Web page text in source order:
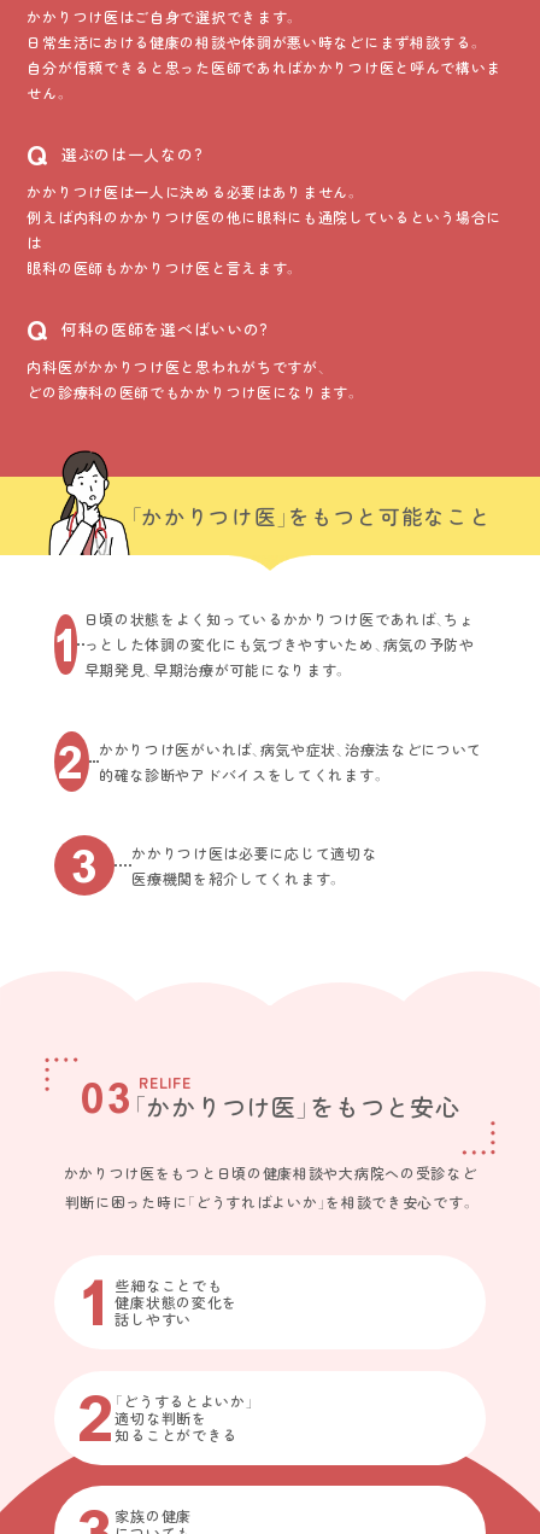
かかりつけ医はご自身で選択できます。
日常生活における健康の相談や体調が悪い時などにまず相談する。
自分が信頼できると思った医師であればかかりつけ医と呼んで構いま
せん。
Q 選ぶのは一人なの?
かかりつけ医は一人に決める必要はありません。
例えば内科のかかりつけ医の他に眼科にも通院しているという場合に
は
眼科の医師もかかりつけ医と言えます。
Q 何科の医師を選べばいいの?
内科医がかかりつけ医と思われがちですが、
どの診療科の医師でもかかりつけ医になります。
「かかりつけ医」をもつと可能なこと
1 日頃の状態をよく知っているかかりつけ医であれば、 ちょ
っとした体調の変化にも気づきやすいため、 病気の予防や
早期発見、早期治療が可能になります。
2 かかりつけ医がいれば、病気や症状、治療法などについて
的確な診断やアドバイスをしてくれます。
3
かかりつけ医は必要に応じて適切な
医療機関を紹介してくれます。
03 RELIFE
「かかりつけ医」をもつと安心
かかりつけ医をもつと日頃の健康相談や大病院への受診など
判断に困った時に「どうすればよいか」を相談でき安心です。
1些細なことでも
健康状態の変化を
話しやすい
2「どうするとよいか」
適切な判断を
知ることができる
家族の健康